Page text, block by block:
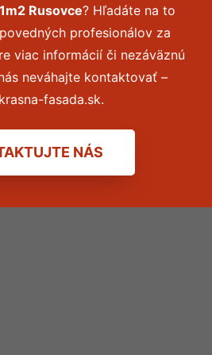
Rusovce? Hľadáte na to
profesionálov za
viac informácií či nezáväznú
neváhajte kontaktovať –
fasada.sk.
NÁS